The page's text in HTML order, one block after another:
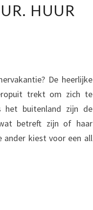
HUUR
De heerlijke
trekt om zich te
het buitenland zijn de
betreft zijn of haar
ander kiest voor een all